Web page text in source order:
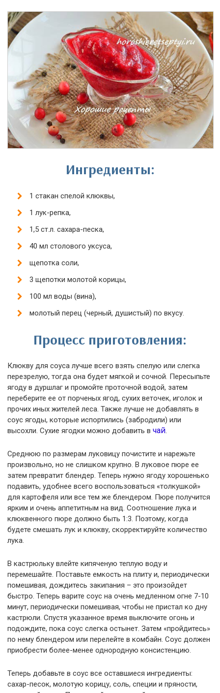
Ингредиенты:
1 стакан спелой клюквы,
1 лук-репка,
1,5 ст.л. сахара-песка,
40 мл столового уксуса,
щепотка соли,
3 щепотки молотой корицы,
100 мл воды (вина),
молотый перец (черный, душистый) по вкусу.
Процесс приготовления:
Клюкву для соуса лучше всего взять спелую или слегка
перезрелую, тогда она будет мягкой и сочной. Пересыпьте
ягоду в дуршлаг и промойте проточной водой, затем
переберите ее от порченых ягод, сухих веточек, иголок и
прочих иных жителей леса. Также лучше не добавлять в
соус ягоды, которые испортились (забродили) или
высохли. Сухие ягодки можно добавить в чай.
Среднюю по размерам луковицу почистите и нарежьте
произвольно, но не слишком крупно. В луковое пюре ее
затем превратит блендер. Теперь нужно ягоду хорошенько
подавить, удобнее всего воспользоваться «толкушкой»
для картофеля или все тем же блендером. Пюре получится
ярким и очень аппетитным на вид. Соотношение лука и
клюквенного пюре должно быть 1:3. Поэтому, когда
будете смешать лук и клюкву, скорректируйте количество
лука.
В кастрюльку влейте кипяченую теплую воду и
перемешайте. Поставьте емкость на плиту и, периодически
помешивая, дождитесь закипания – это произойдет
быстро. Теперь варите соус на очень медленном огне 7-10
минут, периодически помешивая, чтобы не пристал ко дну
кастрюли. Спустя указанное время выключите огонь и
подождите, пока соус слегка остынет. Затем «пройдитесь»
по нему блендером или перелейте в комбайн. Соус должен
приобрести более-менее однородную консистенцию.
Теперь добавьте в соус все оставшиеся ингредиенты:
сахар-песок, молотую корицу, соль, специи и пряности,